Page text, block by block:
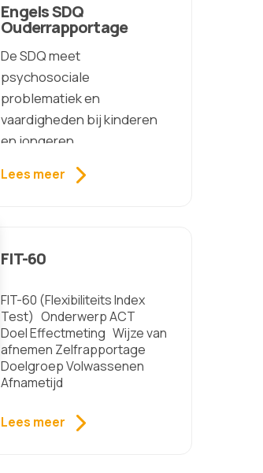
Engels SDQ
Ouderrapportage
De SDQ meet
psychosociale
problematiek en
vaardigheden bij kinderen
en jongeren.
Lees meer
FIT-60
FIT-60 (Flexibiliteits Index
Test) Onderwerp ACT
Doel Effectmeting Wijze van
afnemen Zelfrapportage
Doelgroep Volwassenen
Afnametijd
Lees meer